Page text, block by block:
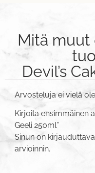
Mitä
Devil’s
Arvosteluja ei vielä ole
Kirjoita ensimmäinen
Geeli 250ml”
Sinun on
arvioinnin.